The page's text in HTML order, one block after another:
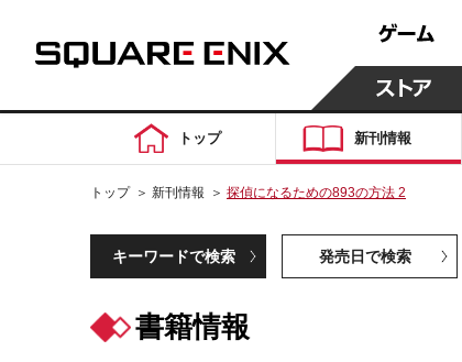
トップ 新刊情報
トップ ＞ 新刊情報 ＞ 探偵になるための893の方法 2
キーワードで検索 発売日で検索
書籍情報